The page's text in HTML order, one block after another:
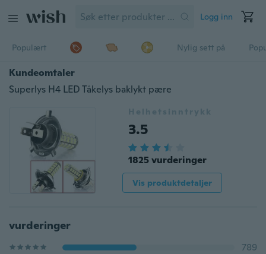
Logg inn
Populært Nylig sett på
Kundeomtaler
Superlys H4 LED Tåkelys baklykt pære
Helhetsinntrykk
3.5
1825 vurderinger
Vis produktdetaljer
vurderinger
789